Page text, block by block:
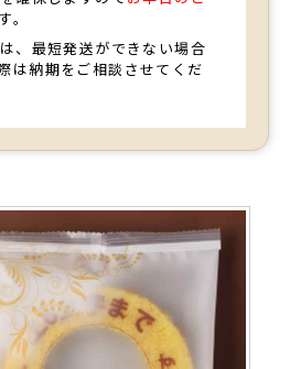
先様から聞いています。
た。
設立・周年記念オリジナルメッセ
（10個入り）
。
、最短発送ができない場合
は納期をご相談させてくだ
買い物を続ける